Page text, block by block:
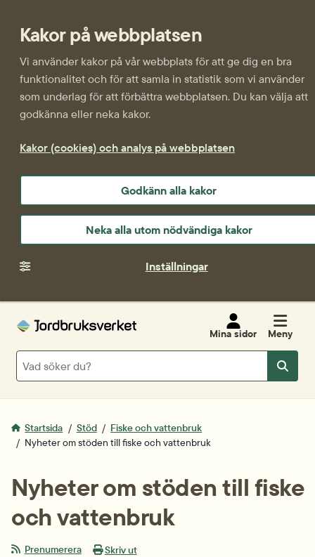
Kakor på webbplatsen
Vi använder kakor på vår webbplats för att ge dig en bra
funktionalitet och för att samla in statistik som vi använder
som underlag för att förbättra webbplatsen. Du kan välja att
godkänna eller neka kakor.
Kakor (cookies) och analys på webbplatsen
Godkänn alla kakor
Neka alla utom nödvändiga kakor
Inställningar
Mina sidor Meny
Sök
Sök
Startsida Stöd
Fiske och vattenbruk
Nyheter om stöden till fiske och vattenbruk
Nyheter om stöden till fiske
och vattenbruk
Prenumerera Skriv ut